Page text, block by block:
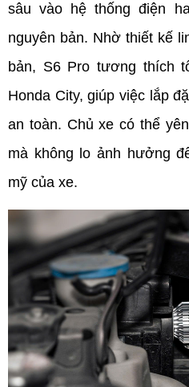
sâu vào hệ thống điện
nguyên bản. Nhờ thiết kế
bản, S6 Pro tương thích
Honda City, giúp việc lắp
an toàn. Chủ xe có thể
mà không lo ảnh hưởng
mỹ của xe.